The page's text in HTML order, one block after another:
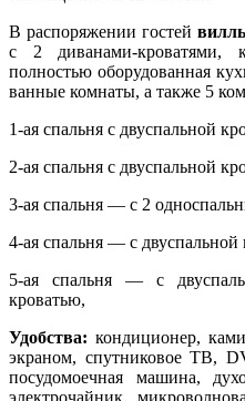
В распоряжении гостей
с 2 диванами-кроватями,
полностью оборудованная
ванные комнаты, а также 5
1-ая спальня с двуспальной
2-ая спальня с двуспальной
3-ая спальня — с 2
4-ая спальня — с
5-ая спальня — с
кроватью,
Удобства: кондиционер,
экраном, спутниковое ТВ,
посудомоечная машина,